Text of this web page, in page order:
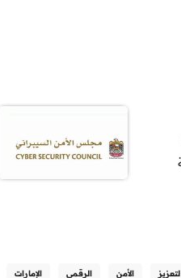
لتعزيز الأمن الرقمي الإمارات